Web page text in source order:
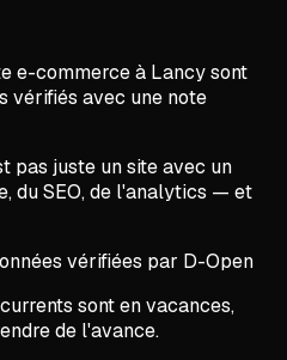
e-commerceà Lancysont
vérifiés avec une note
pas juste un site avec un
du SEO, de l'analytics — et
vérifiées par D-Open
sont en vacances,
de l'avance.